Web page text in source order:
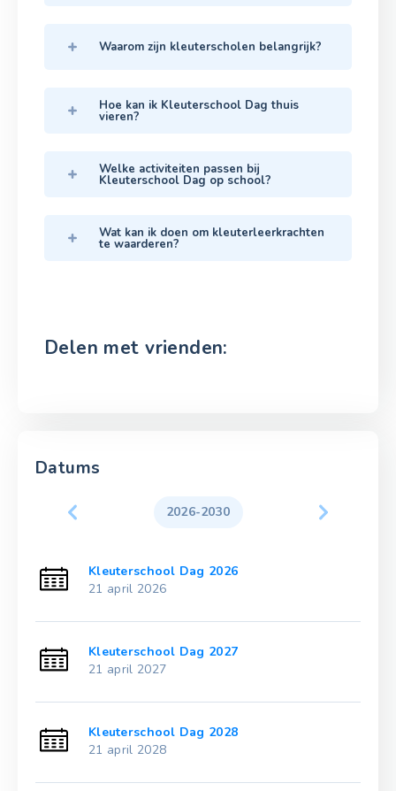
Waarom zijn kleuterscholen belangrijk?
Hoe kan ik Kleuterschool Dag thuis
vieren?
Welke activiteiten passen bij
Kleuterschool Dag op school?
Wat kan ik doen om kleuterleerkrachten
te waarderen?
Delen met vrienden:
Datums
2026-2030
Kleuterschool Dag 2026
21 april 2026
Kleuterschool Dag 2027
21 april 2027
Kleuterschool Dag 2028
21 april 2028